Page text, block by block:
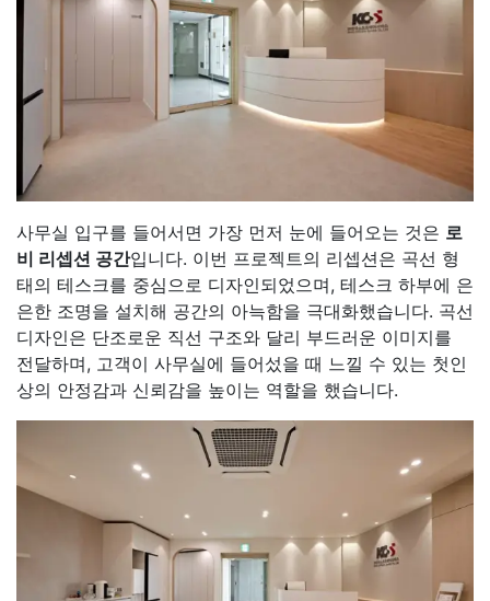
사무실 입구를 들어서면 가장 먼저 눈에 들어오는 것은 로
비 리셉션 공간입니다. 이번 프로젝트의 리셉션은 곡선 형
태의 테스크를 중심으로 디자인되었으며, 테스크 하부에 은
은한 조명을 설치해 공간의 아늑함을 극대화했습니다. 곡선
디자인은 단조로운 직선 구조와 달리 부드러운 이미지를
전달하며, 고객이 사무실에 들어섰을 때 느낄 수 있는 첫인
상의 안정감과 신뢰감을 높이는 역할을 했습니다.